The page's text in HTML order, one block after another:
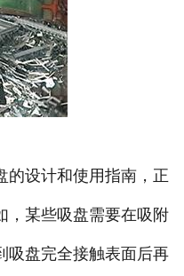
设计和使用指南，正
，某些吸盘需要在吸附
吸盘完全接触表面后再